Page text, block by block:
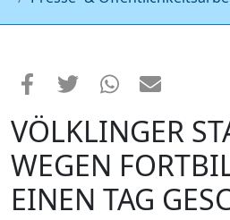
VÖLKLINGER
WEGEN
EINEN TAG